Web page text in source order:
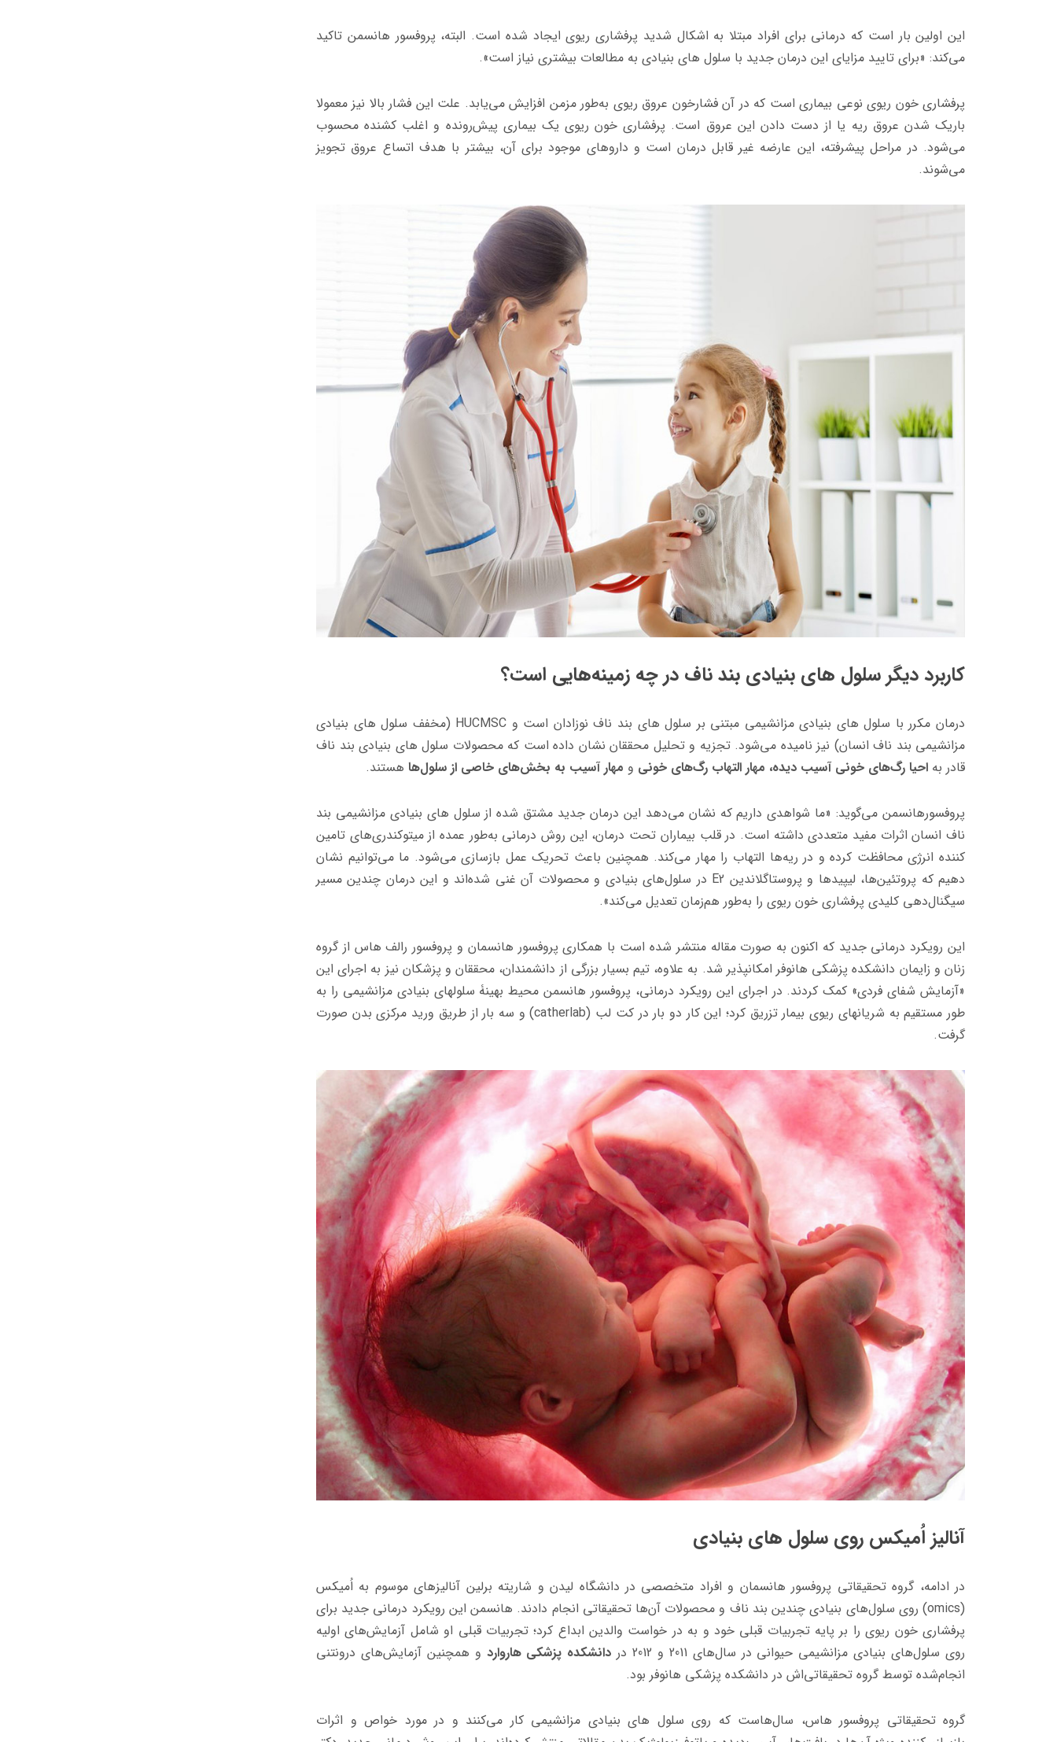
این اولین بار است که درمانی برای افراد مبتلا به اشکال شدید پرفشاری ریوی ایجاد شده است. البته، پروفسور هانسمن تاکید
می‌کند: «برای تایید مزایای این درمان جدید با سلول های بنیادی به مطالعات بیشتری نیاز است».
پرفشاری خون ریوی نوعی بیماری است که در آن فشارخون عروق ریوی به‌طور مزمن افزایش می‌یابد. علت این فشار بالا نیز معمولا
باریک شدن عروق ریه یا از دست دادن این عروق است. پرفشاری خون ریوی یک بیماری پیش‌رونده و اغلب کشنده محسوب
می‌شود. در مراحل پیشرفته، این عارضه غیر قابل درمان است و داروهای موجود برای آن، بیشتر با هدف اتساع عروق تجویز
می‌شوند.
کاربرد دیگر سلول های بنیادی بند ناف در چه زمینه‌هایی است؟
درمان مکرر با سلول های بنیادی مزانشیمی مبتنی بر سلول های بند ناف نوزادان است و HUCMSC (مخفف سلول های بنیادی
مزانشیمی بند ناف انسان) نیز نامیده می‌شود. تجزیه و تحلیل محققان نشان داده است که محصولات سلول های بنیادی بند ناف
قادر به احیا رگ‌های خونی آسیب دیده، مهار التهاب رگ‌های خونی و مهار آسیب به بخش‌های خاصی از سلول‌ها هستند.
پروفسورهانسمن می‌گوید: «ما شواهدی داریم که نشان می‌دهد این درمان جدید مشتق شده از سلول های بنیادی مزانشیمی بند
ناف انسان اثرات مفید متعددی داشته است. در قلب بیماران تحت درمان، این روش درمانی به‌طور عمده از میتوکندری‌های تامین
کننده انرژی محافظت کرده و در ریه‌ها التهاب را مهار می‌کند. همچنین باعث تحریک عمل بازسازی می‌شود. ما می‌توانیم نشان
دهیم که پروتئین‌ها، لیپیدها و پروستاگلاندین E2 در سلول‌های بنیادی و محصولات آن غنی شده‌اند و این درمان چندین مسیر
سیگنال‌دهی کلیدی پرفشاری خون ریوی را به‌طور هم‌زمان تعدیل می‌کند».
این رویکرد درمانی جدید که اکنون به صورت مقاله منتشر شده است با همکاری پروفسور هانسمان و پروفسور رالف هاس از گروه
زنان و زایمان دانشکده پزشکی هانوفر امکانپذیر شد. به علاوه، تیم بسیار بزرگی از دانشمندان، محققان و پزشکان نیز به اجرای این
«آزمایش شفای فردی» کمک کردند. در اجرای این رویکرد درمانی، پروفسور هانسمن محیط بهینۀ سلولهای بنیادی مزانشیمی را به
طور مستقیم به شریانهای ریوی بیمار تزریق کرد؛ این کار دو بار در کت لب (catherlab) و سه بار از طریق ورید مرکزی بدن صورت
گرفت.
آنالیز اُمیکس روی سلول های بنیادی
در ادامه، گروه تحقیقاتی پروفسور هانسمان و افراد متخصصی در دانشگاه لیدن و شاریته برلین آنالیزهای موسوم به اُمیکس
(
omics) روی سلول‌های بنیادی چندین بند ناف و محصولات آن‌ها تحقیقاتی انجام دادند. هانسمن این رویکرد درمانی جدید برای
پرفشاری خون ریوی را بر پایه تجربیات قبلی خود و به در خواست والدین ابداع کرد؛ تجربیات قبلی او شامل آزمایش‌های اولیه
روی سلول‌های بنیادی مزانشیمی حیوانی در سال‌های 2011 و 2012 در
دانشکده پزشکی هاروارد و همچنین آزمایش‌های درونتنی
انجام‌شده توسط گروه تحقیقاتی‌اش در دانشکده پزشکی هانوفر بود.
گروه تحقیقاتی پروفسور هاس، سال‌هاست که روی سلول های بنیادی مزانشیمی کار می‌کنند و در مورد خواص و اثرات